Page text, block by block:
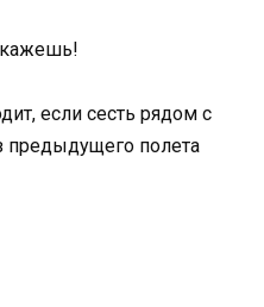
если сесть рядом с
предыдущего полета